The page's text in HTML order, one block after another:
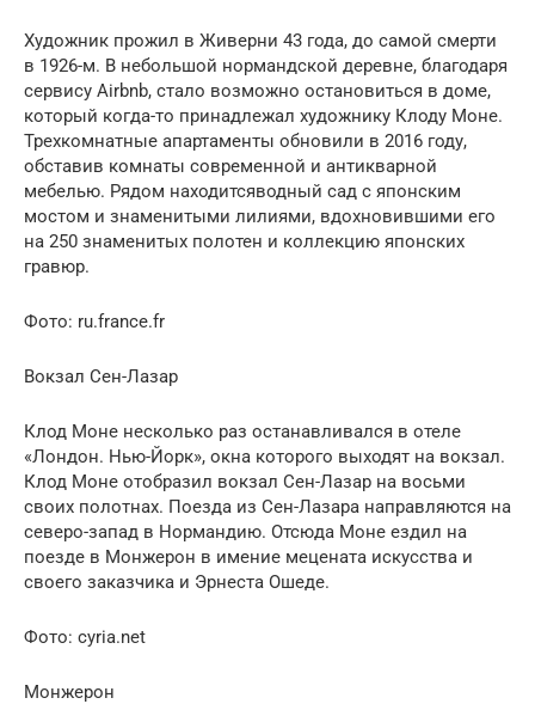
Художник прожил в Живерни 43 года, до самой смерти
в 1926-м. В небольшой нормандской деревне, благодаря
сервису Airbnb, стало возможно остановиться в доме,
который когда-то принадлежал художнику Клоду Моне.
Трехкомнатные апартаменты обновили в 2016 году,
обставив комнаты современной и антикварной
мебелью. Рядом находитсяводный сад с японским
мостом и знаменитыми лилиями, вдохновившими его
на 250 знаменитых полотен и коллекцию японских
гравюр.
Фото: ru.france.fr
Вокзал Сен-Лазар
Клод Моне несколько раз останавливался в отеле
«Лондон. Нью-Йорк», окна которого выходят на вокзал.
Клод Моне отобразил вокзал Сен-Лазар на восьми
своих полотнах. Поезда из Сен-Лазара направляются на
северо-запад в Нормандию. Отсюда Моне ездил на
поезде в Монжерон в имение мецената искусства и
своего заказчика и Эрнеста Ошеде.
Фото: cyria.net
Монжерон